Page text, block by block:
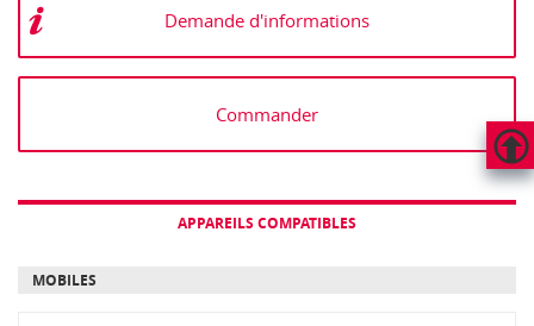
HAUT
DE
Demande d'informations
Commander
APPAREILS COMPATIBLES
MOBILES